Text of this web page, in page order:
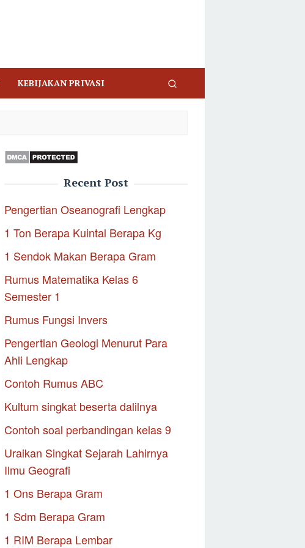
KEBIJAKAN PRIVASI
Recent Post
Pengertian Oseanografi Lengkap
1 Ton Berapa Kuintal Berapa Kg
1 Sendok Makan Berapa Gram
Rumus Matematika Kelas 6
Semester 1
Rumus Fungsi Invers
Pengertian Geologi Menurut Para
Ahli Lengkap
Contoh Rumus ABC
Kultum singkat beserta dalilnya
Contoh soal perbandingan kelas 9
Uraikan Singkat Sejarah Lahirnya
Ilmu Geografi
1 Ons Berapa Gram
1 Sdm Berapa Gram
1 RIM Berapa Lembar